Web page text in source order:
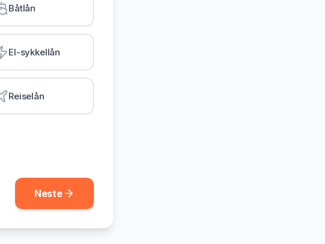
Båtlån
El-sykkellån
Reiselån
Neste